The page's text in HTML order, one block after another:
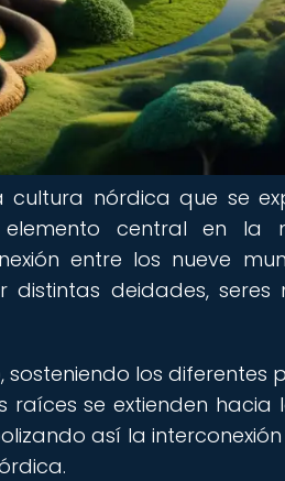
nórdica que se
central en la
entre los nueve
deidades, seres
sosteniendo los diferentes
raíces se extienden hacia
así la